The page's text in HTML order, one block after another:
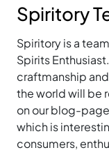
Spiritory
Spiritory is a
Spirits
craftmanship
the world will be
on our blog-
which is
consumers,